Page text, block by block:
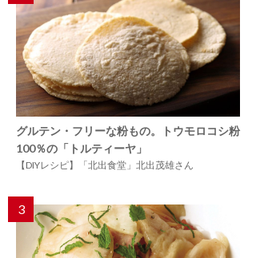
グルテン・フリーな粉もの。トウモロコシ粉
100％の「トルティーヤ」
【DIYレシピ】「北出食堂」北出茂雄さん
3